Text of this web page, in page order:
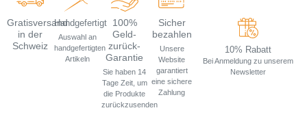
Gratisversand
in der
Schweiz
Handgefertigt
Auswahl an
handgefertigten
Artikeln
100%
Geld-
zurück-
Garantie
Sie haben 14
Tage Zeit, um
die Produkte
zurückzusenden
Sicher
bezahlen
Unsere
Website
garantiert
eine sichere
Zahlung
10% Rabatt
Bei Anmeldung zu unserem
Newsletter